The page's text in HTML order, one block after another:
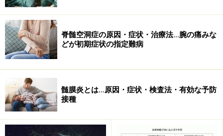
にともなう脊髄空洞症が強く疑われているようです。
脊髄空洞症の原因・症状・治療法…腕の痛みな
どが初期症状の指定難病
髄膜炎とは…原因・症状・検査法・有効な予防
接種